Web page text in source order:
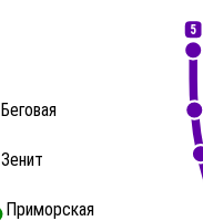
5
Приморская
Зенит
Беговая